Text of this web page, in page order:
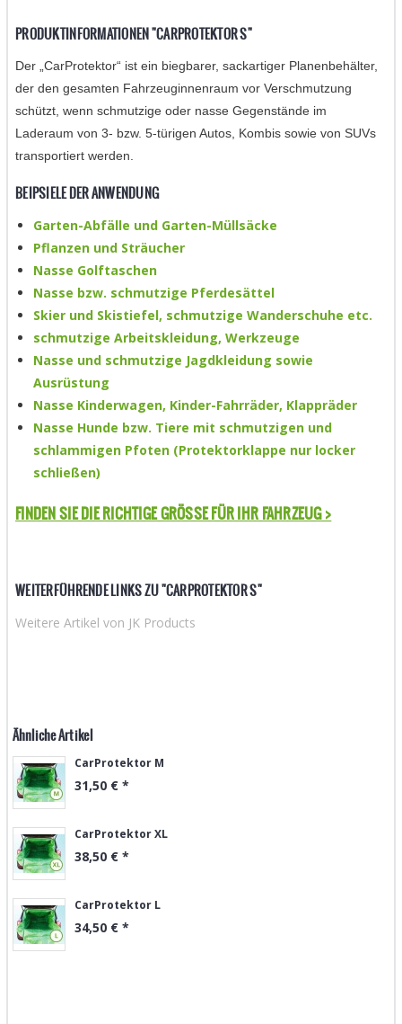
PRODUKTINFORMATIONEN "CARPROTEKTOR S"
Der „CarProtektor“ ist ein biegbarer, sackartiger Planenbehälter,
der den gesamten Fahrzeuginnenraum vor Verschmutzung
schützt, wenn schmutzige oder nasse Gegenstände im
Laderaum von 3- bzw. 5-türigen Autos, Kombis sowie von SUVs
transportiert werden.
BEIPSIELE DER ANWENDUNG
Garten-Abfälle und Garten-Müllsäcke
Pflanzen und Sträucher
Nasse Golftaschen
Nasse bzw. schmutzige Pferdesättel
Skier und Skistiefel, schmutzige Wanderschuhe etc.
schmutzige Arbeitskleidung, Werkzeuge
Nasse und schmutzige Jagdkleidung sowie
Ausrüstung
Nasse Kinderwagen, Kinder-Fahrräder, Klappräder
Nasse Hunde bzw. Tiere mit schmutzigen und
schlammigen Pfoten (Protektorklappe nur locker
schließen)
FINDEN SIE DIE RICHTIGE GRÖSSE FÜR IHR FAHRZEUG >
WEITERFÜHRENDE LINKS ZU"CARPROTEKTOR S"
Weitere Artikel von JK Products
Ähnliche Artikel
CarProtektor M
31,50 € *
CarProtektor XL
38,50 € *
CarProtektor L
34,50 € *